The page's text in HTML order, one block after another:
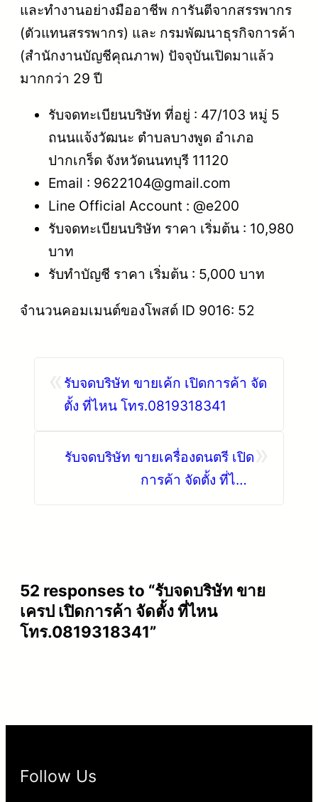
และทำงานอย่างมืออาชีพ การันตีจากสรรพากร
(ตัวแทนสรรพากร) และ กรมพัฒนาธุรกิจการค้า
(สำนักงานบัญชีคุณภาพ) ปัจจุบันเปิดมาแล้ว
มากกว่า 29 ปี
รับจดทะเบียนบริษัท ที่อยู่ : 47/103 หมู่ 5
ถนนแจ้งวัฒนะ ตำบลบางพูด อำเภอ
ปากเกร็ด จังหวัดนนทบุรี 11120
Email : 9622104@gmail.com
Line Official Account : @e200
รับจดทะเบียนบริษัท ราคา เริ่มต้น : 10,980
บาท
รับทำบัญชี ราคา เริ่มต้น : 5,000 บาท
จำนวนคอมเมนต์ของโพสต์ ID 9016: 52
รับจดบริษัท ขายเค้ก เปิดการค้า จัด
ตั้ง ที่ไหน โทร.0819318341
รับจดบริษัท ขายเครื่องดนตรี เปิด
การค้า จัดตั้ง ที่ไหน
52 responses to “รับจดบริษัท ขาย
เครป เปิดการค้า จัดตั้ง ที่ไหน
โทร.0819318341”
Follow Us